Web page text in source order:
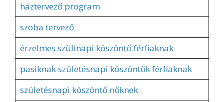
háztervező program
szoba tervező
érzelmes szülinapi köszöntő férfiaknak
pasiknak születésnapi köszöntők férfiaknak
születésnapi köszöntő nőknek